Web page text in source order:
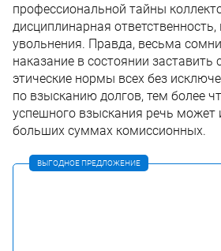
профессиональной тайны
дисциплинарная
увольнения. Правда, весьма
наказание в состоянии заставить
этические нормы всех без
по взысканию долгов, тем более
успешного взыскания речь может
больших суммах комиссионных.
ВЫГОДНОЕ ПРЕДЛОЖЕНИЕ